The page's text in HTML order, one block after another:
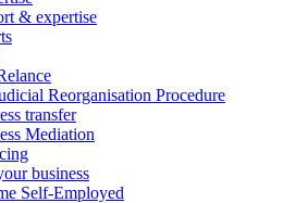
& expertise
Reorganisation Procedure
transfer
Mediation
business
Self-Employed